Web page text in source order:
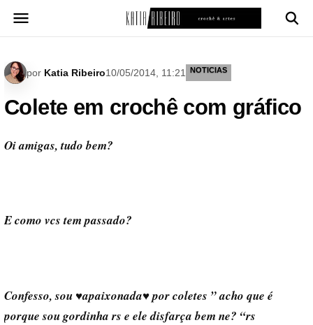
para
por Katia Ribeiro10/05/2014, 11:21 NOTICIAS
Colete em crochê com gráfico
Oi amigas, tudo bem?
E como vcs tem passado?
Confesso, sou ♥apaixonada♥ por coletes ” acho que é
porque sou gordinha rs e ele disfarça bem ne? “rs